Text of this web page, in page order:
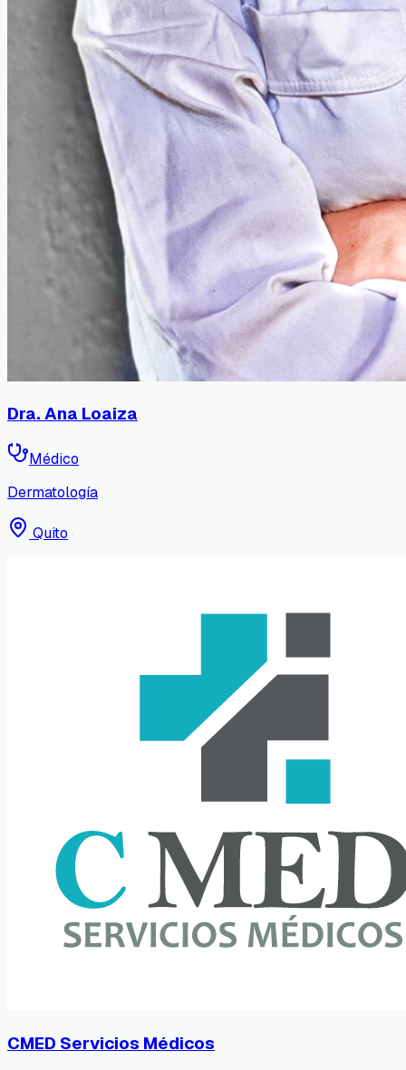
Dra. Ana Loaiza
Médico
Dermatología
Quito
CMED Servicios Médicos